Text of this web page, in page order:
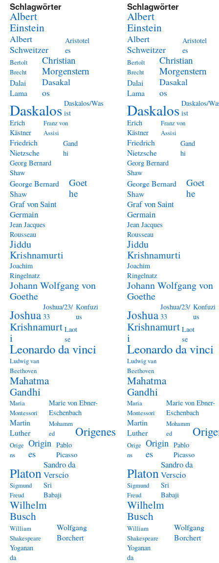
Schlagwörter
Albert
Einstein
Albert
Schweitzer
Aristotel
es
Bertolt
Brecht
Christian
Morgenstern
Dalai
Lama
Dasakal
os
Daskalos Daskalos/Was
ist
Erich
Kästner
Franz von
Assisi
Friedrich
Nietzsche
Gand
hi
Georg Bernard
Shaw
George Bernard
Shaw
Goet
he
Graf von Saint
Germain
Jean Jacques
Rousseau
Jiddu
Krishnamurti
Joachim
Ringelnatz
Johann Wolfgang von
Goethe
Joshua
Joshua/23/
33
Konfuzi
us
Krishnamurt
i
Laot
se
Leonardo da vinci
Ludwig van
Beethoven
Mahatma
Gandhi
Maria
Montessori
Marie von Ebner-
Eschenbach
Martin
Luther
Mohamm
ed
Origenes
Orige
ns
Origin
es
Pablo
Picasso
Platon
Sandro da
Verscio
Sigmund
Freud
Sri
Babaji
Wilhelm
Busch
William
Shakespeare
Wolfgang
Borchert
Yoganan
da
Schlagwörter
Albert
Einstein
Albert
Schweitzer
Aristotel
es
Bertolt
Brecht
Christian
Morgenstern
Dalai
Lama
Dasakal
os
Daskalos Daskalos/
ist
Erich
Kästner
Franz von
Assisi
Friedrich
Nietzsche
Gand
hi
Georg Bernard
Shaw
George Bernard
Shaw
Goet
he
Graf von Saint
Germain
Jean Jacques
Rousseau
Jiddu
Krishnamurti
Joachim
Ringelnatz
Johann Wolfgang von
Goethe
Joshua
Joshua/23/
33
Konfuzi
us
Krishnamurt
i
Laot
se
Leonardo da vinci
Ludwig van
Beethoven
Mahatma
Gandhi
Maria
Montessori
Marie von Ebner-
Eschenbach
Martin
Luther
Mohamm
ed
Orige
ns
Origin
es
Pablo
Picasso
Platon
Sandro da
Verscio
Sigmund
Freud
Sri
Babaji
Wilhelm
Busch
William
Shakespeare
Wolfgang
Borchert
Yoganan
da